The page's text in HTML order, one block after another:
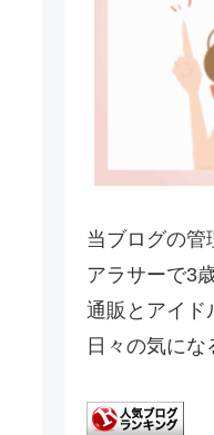
当ブログの管
アラサーで3
通販とアイ
日々の気にな